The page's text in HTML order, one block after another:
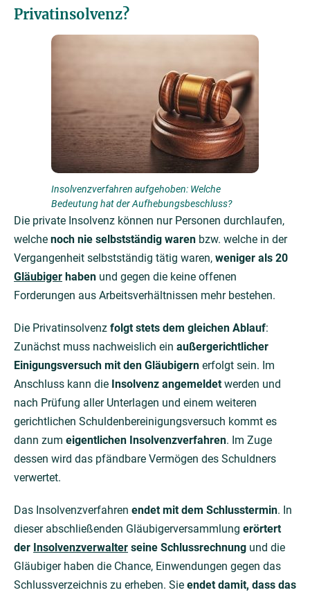
Privatinsolvenz?
Insolvenzverfahren aufgehoben: Welche
Bedeutung hat der Aufhebungsbeschluss?
Die private Insolvenz können nur Personen durchlaufen,
welche noch nie selbstständig waren bzw. welche in der
Vergangenheit selbstständig tätig waren, weniger als 20
Gläubiger haben und gegen die keine offenen
Forderungen aus Arbeitsverhältnissen mehr bestehen.
Die Privatinsolvenz folgt stets dem gleichen Ablauf:
Zunächst muss nachweislich ein außergerichtlicher
Einigungsversuch mit den Gläubigern erfolgt sein. Im
Anschluss kann die Insolvenz angemeldetwerden und
nach Prüfung aller Unterlagen und einem weiteren
gerichtlichen Schuldenbereinigungsversuch kommt es
dann zum eigentlichen Insolvenzverfahren. Im Zuge
dessen wird das pfändbare Vermögen des Schuldners
verwertet.
Das Insolvenzverfahren endet mit dem Schlusstermin. In
dieser abschließenden Gläubigerversammlung erörtert
der Insolvenzverwalter seine Schlussrechnung und die
Gläubiger haben die Chance, Einwendungen gegen das
Schlussverzeichnis zu erheben. Sie endet damit, dass das